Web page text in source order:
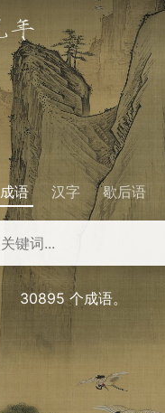
成语 汉字 歇后语
30895 个成语。